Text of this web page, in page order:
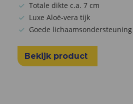
Totale dikte c.a. 7 cm
Luxe Aloë-vera tijk
Goede lichaamsondersteuning
Bekijk product